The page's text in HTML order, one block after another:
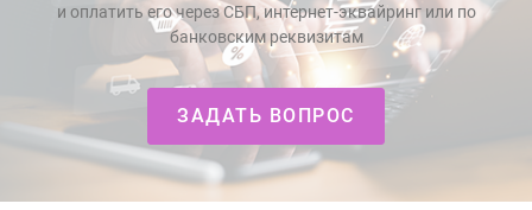
и оплатить его через СБП, интернет-эквайринг или по
банковским реквизитам
ЗАДАТЬ ВОПРОС